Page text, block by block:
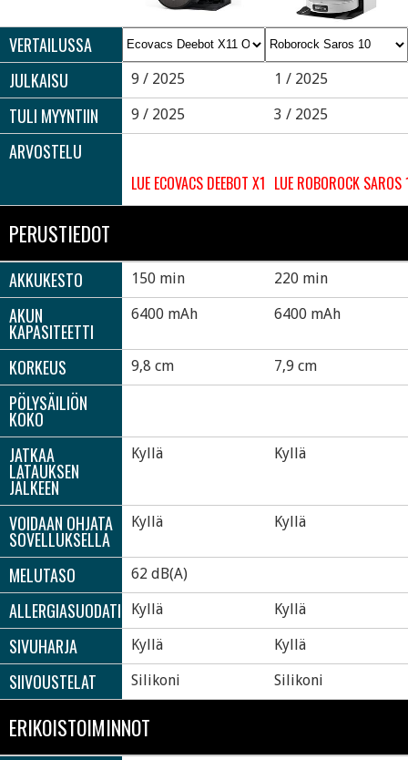
VERTAILUSSA
JULKAISU
9 / 2025 1 / 2025
TULI MYYNTIIN 9 / 2025 3 / 2025
ARVOSTELU
LUE ECOVACS DEEBOT X11 OMNICYCLONE
LUE ROBOROCK
PERUSTIEDOT
AKKUKESTO 150 min 220 min
AKUN
KAPASITEETTI
6400 mAh 6400 mAh
KORKEUS 9,8 cm 7,9 cm
PÖLYSÄILIÖN
KOKO
JATKAA
LATAUKSEN
JÄLKEEN
Kyllä Kyllä
VOIDAAN OHJATA
SOVELLUKSELLA
Kyllä Kyllä
MELUTASO 62 dB(A)
ALLERGIASUODATIN Kyllä Kyllä
SIVUHARJA Kyllä Kyllä
SIIVOUSTELAT Silikoni Silikoni
ERIKOISTOIMINNOT